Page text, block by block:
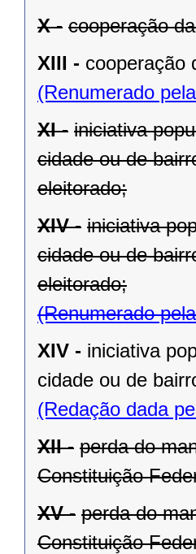
X - cooperação
XIII - cooperação
(Renumerado
XI - iniciativa
cidade ou de
eleitorado;
XIV - iniciativa
cidade ou de
eleitorado;
(Renumerado
XIV - iniciativa
cidade ou de
(Redação dada
XII - perda do
Constituição
XV - perda do
Constituição